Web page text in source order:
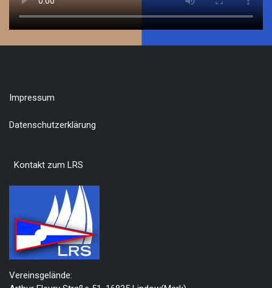
Impressum
Datenschutzerklärung
Kontakt zum LRS
Vereinsgelände: